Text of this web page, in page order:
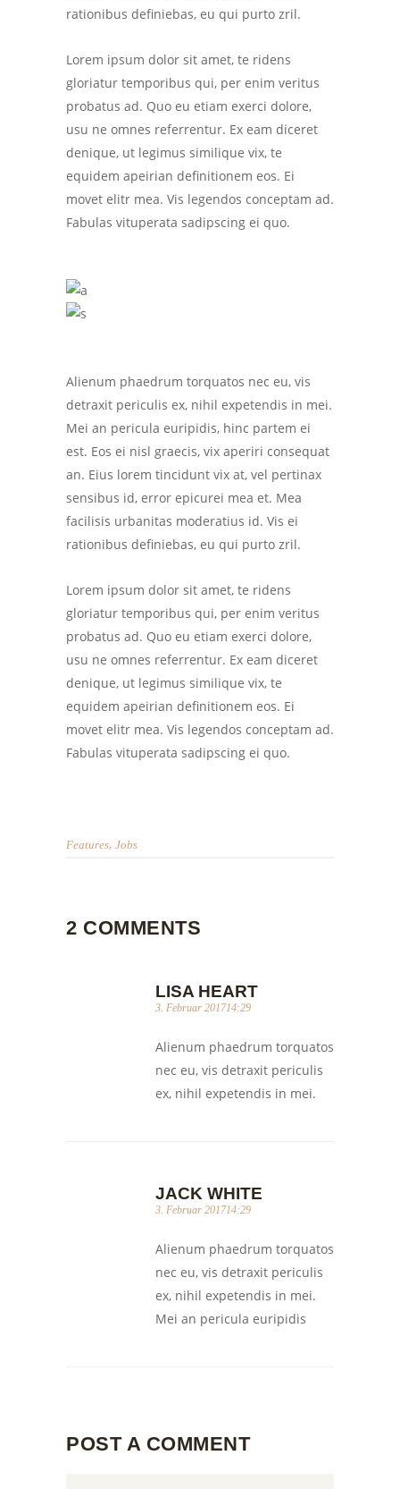
rationibus definiebas, eu qui purto zril.
Lorem ipsum dolor sit amet, te ridens
gloriatur temporibus qui, per enim veritus
probatus ad. Quo eu etiam exerci dolore,
usu ne omnes referrentur. Ex eam diceret
denique, ut legimus similique vix, te
equidem apeirian definitionem eos. Ei
movet elitr mea. Vis legendos conceptam ad.
Fabulas vituperata sadipscing ei quo.
Alienum phaedrum torquatos nec eu, vis
detraxit periculis ex, nihil expetendis in mei.
Mei an pericula euripidis, hinc partem ei
est. Eos ei nisl graecis, vix aperiri consequat
an. Eius lorem tincidunt vix at, vel pertinax
sensibus id, error epicurei mea et. Mea
facilisis urbanitas moderatius id. Vis ei
rationibus definiebas, eu qui purto zril.
Lorem ipsum dolor sit amet, te ridens
gloriatur temporibus qui, per enim veritus
probatus ad. Quo eu etiam exerci dolore,
usu ne omnes referrentur. Ex eam diceret
denique, ut legimus similique vix, te
equidem apeirian definitionem eos. Ei
movet elitr mea. Vis legendos conceptam ad.
Fabulas vituperata sadipscing ei quo.
Features, Jobs
2 COMMENTS
LISA HEART
3. Februar 201714:29
Alienum phaedrum torquatos
nec eu, vis detraxit periculis
ex, nihil expetendis in mei.
JACK WHITE
3. Februar 201714:29
Alienum phaedrum torquatos
nec eu, vis detraxit periculis
ex, nihil expetendis in mei.
Mei an pericula euripidis
POST A COMMENT